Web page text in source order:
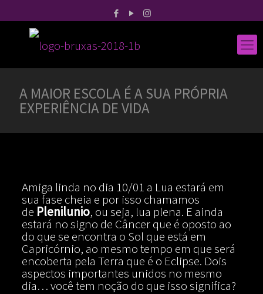
A MAIOR ESCOLA É A SUA PRÓPRIA
EXPERIÊNCIA DE VIDA
Amiga linda no dia 10/01 a Lua estará em
sua fase cheia e por isso chamamos
de Plenilunio, ou seja, lua plena. E ainda
estará no signo de Câncer que é oposto ao
do que se encontra o Sol que está em
Capricórnio, ao mesmo tempo em que será
encoberta pela Terra que é o Eclipse. Dois
aspectos importantes unidos no mesmo
dia… você tem noção do que isso significa?